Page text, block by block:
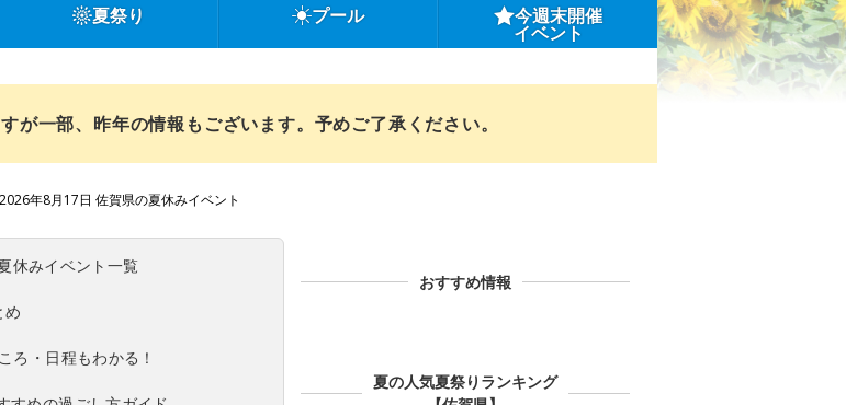
夏祭り プール 今週末開催
イベント
が一部、昨年の情報もございます。予めご了承ください。
2026年8月17日 佐賀県の夏休みイベント
休みイベント一覧
め
ろ・日程もわかる！
おすすめ情報
夏の人気夏祭りランキング